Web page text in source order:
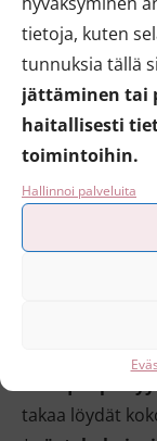
tietoja, kuten
tunnuksia tällä
jättäminen tai
haitallisesti
toimintoihin.
Hallinnoi palveluita
Mistä ostaa
takaa löydät